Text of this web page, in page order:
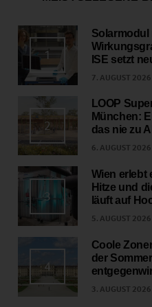
1
Solarmodul
ISE setzt
7. AUGUST 2026
2
LOOP
München:
das nie zu
6. AUGUST 2026
3
Wien erlebt
Hitze und
läuft auf
5. AUGUST 2026
4
Coole
der
3. AUGUST 2026